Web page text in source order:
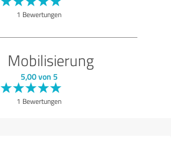
1 Bewertungen
Mobilisierung
5,00 von 5
1 Bewertungen